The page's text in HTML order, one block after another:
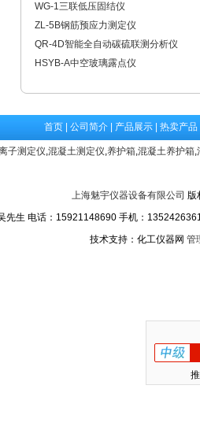
WG-1三联低压固结仪
ZL-5B钢筋预应力测定仪
QR-4D智能全自动碳硫联测分析仪
HSYB-A中空玻璃露点仪
首页 公司简介 产品展示 热卖产品
子测定仪,混凝土测定仪,养护箱,混凝土养护箱,
上海魅宇仪器设备有限公司 版
先生 电话：15921148690 手机：
技术支持：化工仪器网 管